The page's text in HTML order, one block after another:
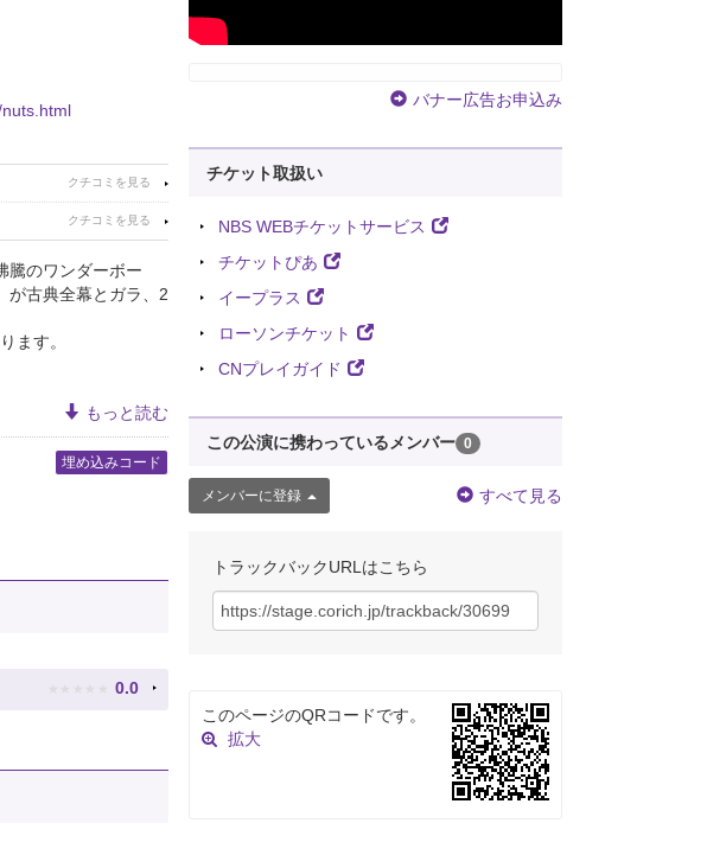
騰のワンダーボー
が古典全幕とガラ、2
ます。
もっと読む
埋め込みコード
★ ★ ★ ★ ★ 0.0
バナー広告お申込み
チケット取扱い
NBS WEBチケットサービス
チケットぴあ
イープラス
ローソンチケット
CNプレイガイド
この公演に携わっているメンバー 0
メンバーに登録 すべて見る
トラックバックURLはこちら
このページのQRコードです。
拡大